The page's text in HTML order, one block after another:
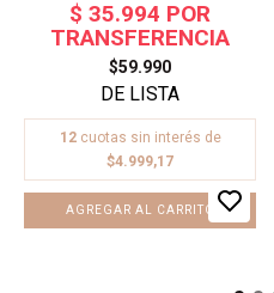
$59.990
12 cuotas sin interés de
$4.999,17
AGREGAR AL CARRITO